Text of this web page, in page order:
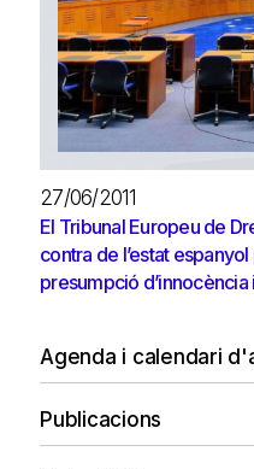
27/06/2011
El Tribunal Europeu de
contra de l’estat
presumpció
Agenda i calendari
Publicacions